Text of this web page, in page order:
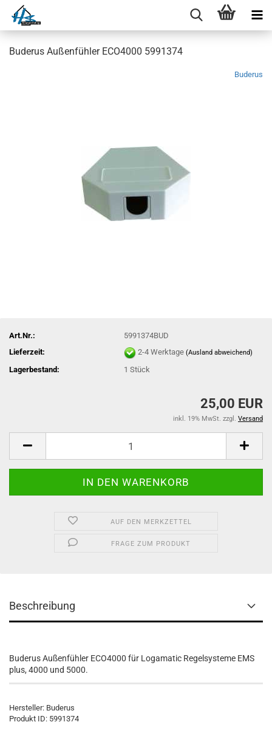
Buderus Außenfühler ECO4000 5991374
Buderus
Art.Nr.:
5991374BUD
Lieferzeit:
2-4 Werktage(Ausland abweichend)
Lagerbestand: 1Stück
25,00 EUR
inkl. 19% MwSt. zzgl. Versand
AUF DEN MERKZETTEL
FRAGE ZUM PRODUKT
Beschreibung
Buderus Außenfühler ECO4000 für Logamatic Regelsysteme EMS
plus, 4000 und 5000.
Hersteller: Buderus
Produkt ID: 5991374